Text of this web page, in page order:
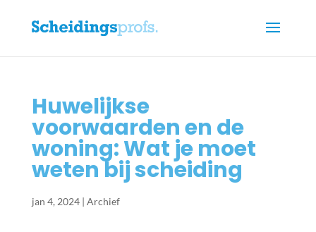
Huwelijkse
voorwaarden en de
woning: Wat je moet
weten bij scheiding
jan 4, 2024| Archief